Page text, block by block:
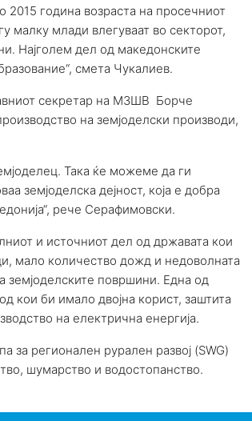
година возраста на просечниот
малку млади влегуваат во секторот,
Најголем дел од македонските
смета Чукалиев.
секретар на МЗШВ Борче
на земјоделски производи,
Така ќе можеме да ги
земјоделска дејност, која е добра
рече Серафимовски.
и источниот дел од државата кои
мало количество дожд и недоволната
земјоделските површини. Една од
кои би имало двојна корист, заштита
на електрична енергија.
за регионален рурален развој (SWG)
шумарство и водостопанство.